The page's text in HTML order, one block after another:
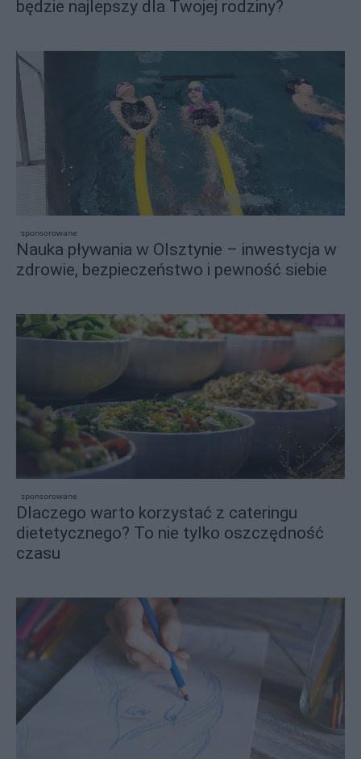
będzie najlepszy dla Twojej rodziny?
sponsorowane
Nauka pływania w Olsztynie – inwestycja w
zdrowie, bezpieczeństwo i pewność siebie
sponsorowane
Dlaczego warto korzystać z cateringu
dietetycznego? To nie tylko oszczędność
czasu